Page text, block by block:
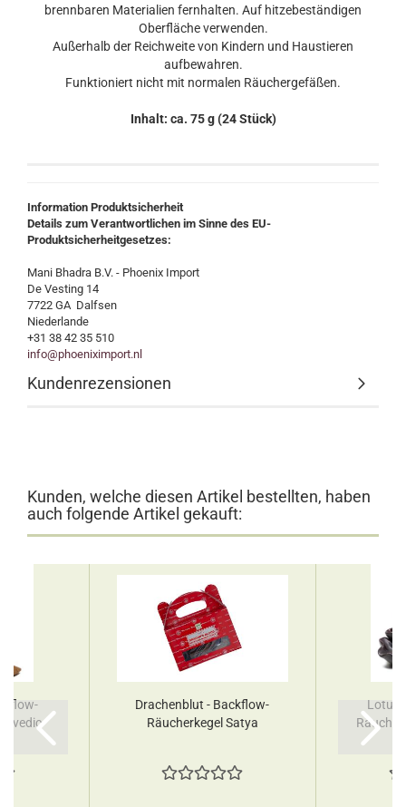
brennbaren Materialien fernhalten. Auf hitzebeständigen
Oberfläche verwenden.
Außerhalb der Reichweite von Kindern und Haustieren
aufbewahren.
Funktioniert nicht mit normalen Räuchergefäßen.
Inhalt: ca. 75 g (24 Stück)
Information Produktsicherheit
Details zum Verantwortlichen im Sinne des EU-
Produktsicherheitgesetzes:
Mani Bhadra B.V. - Phoenix Import
De Vesting 14
7722 GA Dalfsen
Niederlande
+31 38 42 35 510
info@phoeniximport.nl
Kundenrezensionen
Kunden, welche diesen Artikel bestellten, haben
auch folgende Artikel gekauft:
Drachenblut - Backflow-
Räucherkegel Satya